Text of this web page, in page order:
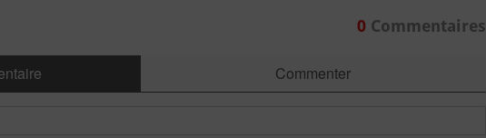
0Commentaires
Commenter